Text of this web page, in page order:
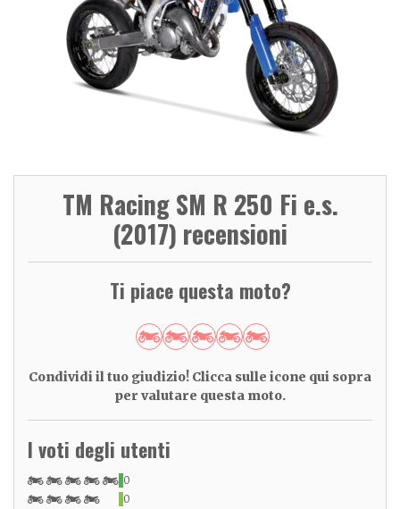
TM Racing SM R 250 Fi e.s.
(2017) recensioni
Ti piace questa moto?
Condividi il tuo giudizio! Clicca sulle icone qui sopra
per valutare questa moto.
I voti degli utenti
0
0